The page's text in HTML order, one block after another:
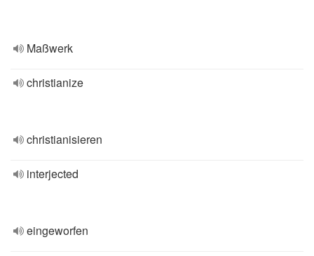
Maßwerk
christianize
christianisieren
interjected
eingeworfen